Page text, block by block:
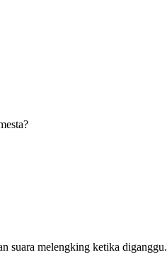
suara melengking ketika diganggu.